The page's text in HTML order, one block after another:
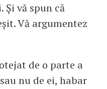
vă spun că
Vă argumentez
de o parte a
nu de ei, habar